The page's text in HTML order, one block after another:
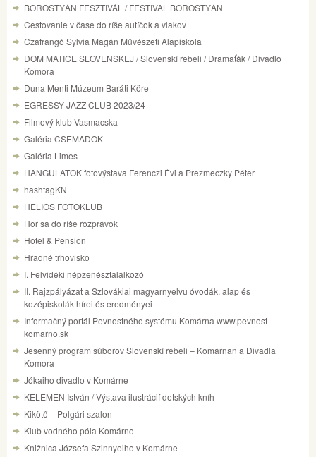
BOROSTYÁN FESZTIVÁL / FESTIVAL BOROSTYÁN
Cestovanie v čase do ríše autíčok a vlakov
Czafrangó Sylvia Magán Művészeti Alapiskola
DOM MATICE SLOVENSKEJ / Slovenskí rebeli / Dramaťák / Divadlo
Komora
Duna Menti Múzeum Baráti Köre
EGRESSY JAZZ CLUB 2023/24
Filmový klub Vasmacska
Galéria CSEMADOK
Galéria Limes
HANGULATOK fotovýstava Ferenczi Évi a Prezmeczky Péter
hashtagKN
HELIOS FOTOKLUB
Hor sa do ríše rozprávok
Hotel & Pension
Hradné trhovisko
I. Felvidéki népzenésztalálkozó
II. Rajzpályázat a Szlovákiai magyarnyelvu óvodák, alap és
kozépiskolák hírei és eredményei
Informačný portál Pevnostného systému Komárna www.pevnost-
komarno.sk
Jesenný program súborov Slovenskí rebeli – Komárňan a Divadla
Komora
Jókaiho divadlo v Komárne
KELEMEN István / Výstava ilustrácií detských kníh
Kikötő – Polgári szalon
Klub vodného póla Komárno
Knižnica Józsefa Szinnyeiho v Komárne